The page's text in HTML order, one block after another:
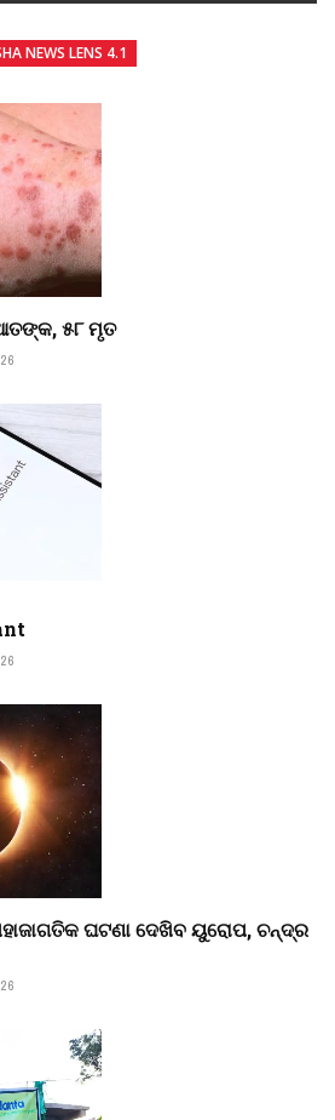
NEWS LENS 4.1
୫୮ ମୃତ
ଘଟଣା ଦେଖିବ ୟୁରୋପ, ଚନ୍ଦ୍ର